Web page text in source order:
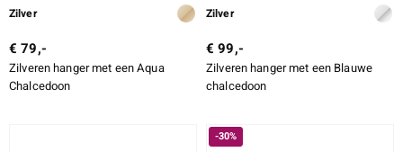
Zilver
€ 79,-
Zilveren hanger met een Aqua
Chalcedoon
Zilver
€ 99,-
Zilveren hanger met een Blauwe
chalcedoon
-30%